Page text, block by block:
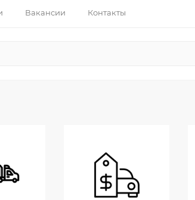
Вакансии Контакты